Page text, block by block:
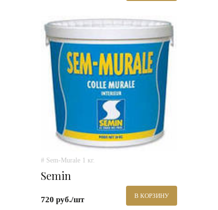
# Sem-Murale 1 кг.
Semin
720 руб./шт В КОРЗИНУ